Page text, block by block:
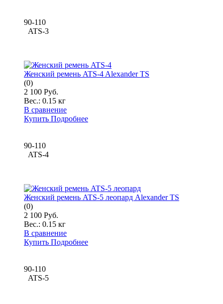
90-110
ATS-3
Женский ремень ATS-4 Alexander TS
(0)
2 100 Руб.
Вес.: 0.15 кг
В сравнение
Купить Подробнее
90-110
ATS-4
Женский ремень ATS-5 леопард Alexander TS
(0)
2 100 Руб.
Вес.: 0.15 кг
В сравнение
Купить Подробнее
90-110
ATS-5